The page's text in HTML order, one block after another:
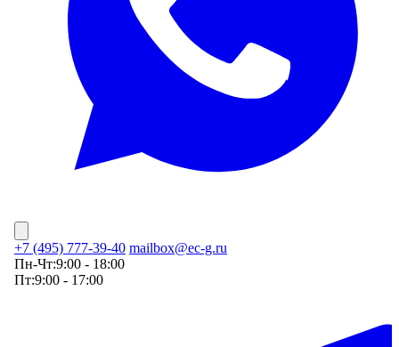
+7 (495) 777-39-40 mailbox@ec-g.ru
Пн-Чт:9:00 - 18:00
Пт:9:00 - 17:00